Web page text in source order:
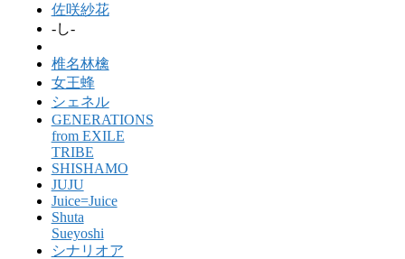
佐咲紗花
-し-
椎名林檎
女王蜂
シェネル
GENERATIONS
from EXILE
TRIBE
SHISHAMO
JUJU
Juice=Juice
Shuta
Sueyoshi
シナリオア